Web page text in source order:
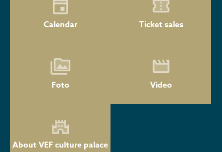
Calendar Ticket sales
Foto Video
About VEF culture palace